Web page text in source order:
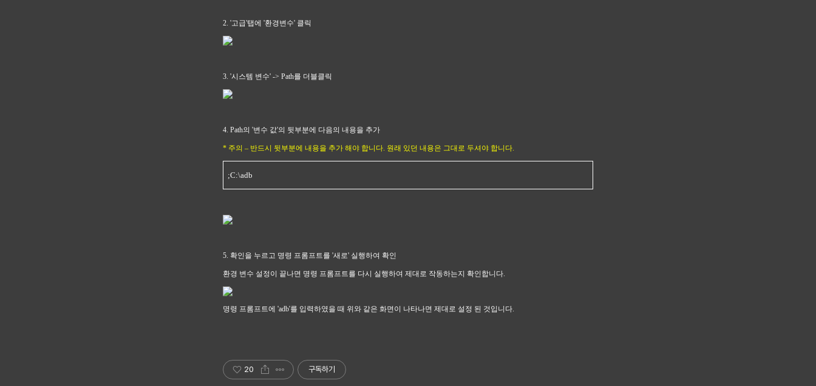
2. '고급'탭에 '환경변수' 클릭
3. '시스템 변수' -> Path를 더블클릭
4. Path의 '변수 값'의 뒷부분에 다음의 내용을 추가
* 주의 – 반드시 뒷부분에 내용을 추가 해야 합니다. 원래 있던 내용은 그대로 두셔야 합니다.
;C:\adb
5. 확인을 누르고 명령 프롬프트를 '새로' 실행하여 확인
환경 변수 설정이 끝나면 명령 프롬프트를 다시 실행하여 제대로 작동하는지 확인합니다.
명령 프롬프트에 'adb'를 입력하였을 때 위와 같은 화면이 나타나면 제대로 설정 된 것입니다.
20 구독하기